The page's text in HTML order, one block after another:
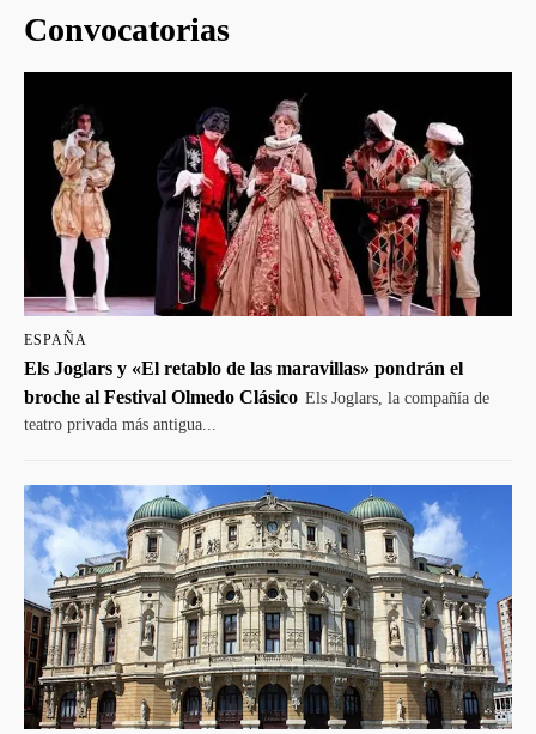
Convocatorias
ESPAÑA
Els Joglars y «El retablo de las maravillas» pondrán el
broche al Festival Olmedo Clásico Els Joglars, la compañía de
teatro privada más antigua...